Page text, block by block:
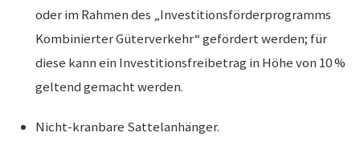
oder im Rahmen des „Investitionsförderprogramms
Kombinierter Güterverkehr“ gefördert werden; für
diese kann ein Investitionsfreibetrag in Höhe von 10 %
geltend gemacht werden.
Nicht-kranbare Sattelanhänger.